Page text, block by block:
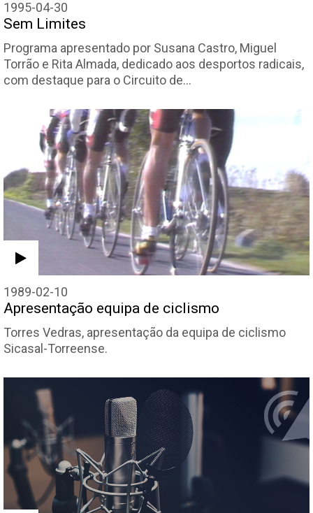
1995-04-30
Sem Limites
Programa apresentado por Susana Castro, Miguel
Torrão e Rita Almada, dedicado aos desportos radicais,
com destaque para o Circuito de…
1989-02-10
Apresentação equipa de ciclismo
Torres Vedras, apresentação da equipa de ciclismo
Sicasal-Torreense.